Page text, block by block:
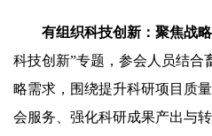
有组织科技创新：聚焦战略
科技创新”专题，参会人员结合
略需求，围绕提升科研项目质
会服务、强化科研成果产出与